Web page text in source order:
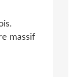
massif